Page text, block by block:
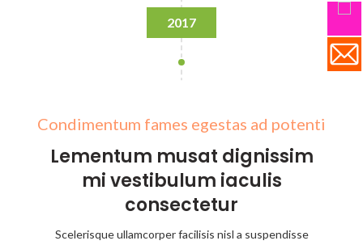
2017
Condimentum fames egestas ad potenti
Lementum musat dignissim
mi vestibulum iaculis
consectetur
Scelerisque ullamcorper facilisis nisl a suspendisse